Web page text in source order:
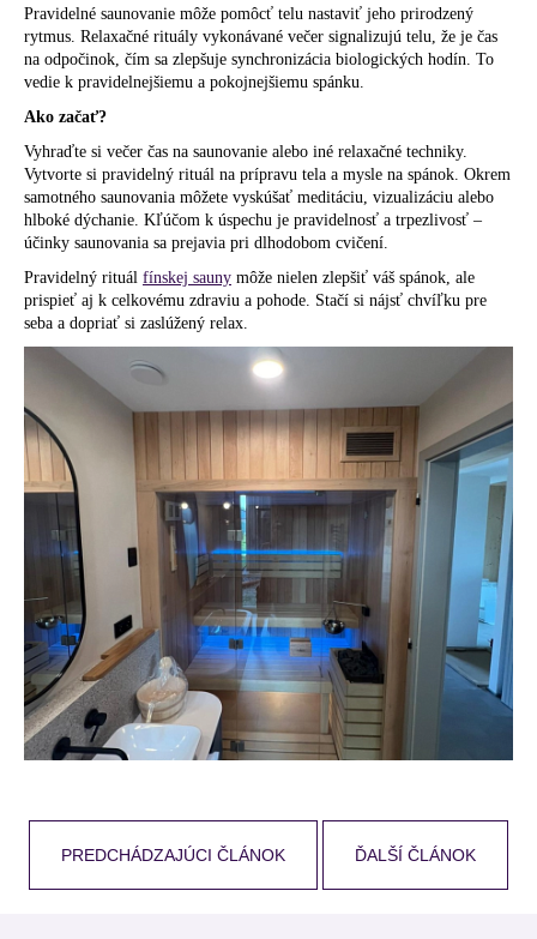
Pravidelné saunovanie môže pomôcť telu nastaviť jeho prirodzený
rytmus. Relaxačné rituály vykonávané večer signalizujú telu, že je čas
na odpočinok, čím sa zlepšuje synchronizácia biologických hodín. To
vedie k pravidelnejšiemu a pokojnejšiemu spánku.
Ako začať?
Vyhraďte si večer čas na saunovanie alebo iné relaxačné techniky.
Vytvorte si pravidelný rituál na prípravu tela a mysle na spánok. Okrem
samotného saunovania môžete vyskúšať meditáciu, vizualizáciu alebo
hlboké dýchanie. Kľúčom k úspechu je pravidelnosť a trpezlivosť –
účinky saunovania sa prejavia pri dlhodobom cvičení.
Pravidelný rituál fínskej sauny môže nielen zlepšiť váš spánok, ale
prispieť aj k celkovému zdraviu a pohode. Stačí si nájsť chvíľku pre
seba a dopriať si zaslúžený relax.
PREDCHÁDZAJÚCI ČLÁNOK ĎALŠÍ ČLÁNOK